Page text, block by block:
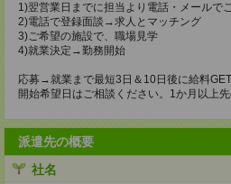
1)翌営業日までに担当より電話・メールで
2)電話で登録面談→求人とマッチング
3)ご希望の施設で、職場見学
4)就業決定→勤務開始
応募→就業まで最短3日＆10日後に給料GET
開始希望日はご相談ください。1か月以上先
派遣先の概要
社名